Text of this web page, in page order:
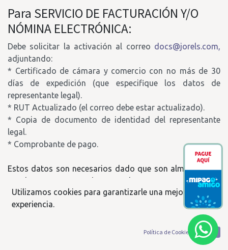
Para SERVICIO DE FACTURACIÓN Y/O​
NÓMINA ELECTRÓNICA:
Debe solicitar la activación al correo docs@jorels.com,
adjuntando:
* Certificado de cámara y comercio con no más de 30
días de expedición (que especifique los datos de
representante legal).
* RUT Actualizado (el correo debe estar actualizado).
* Copia de documento de identidad del representante
legal.
* Comprobante de pago.
Estos datos son necesarios dado que son almacenados
en el API y son usados para la correcta emisión del
documento electrónico ante la DIAN. Dado caso que
estos datos cambien, la empresa que contrata el servicio
debe emitir la respectiva actualización de la información
para hacer la respectiva
actualización de datos. Al enviar estos datos a Jorels
Utilizamos cookies para garantizarle una mejor
experiencia.
Política de Cookies Acepto